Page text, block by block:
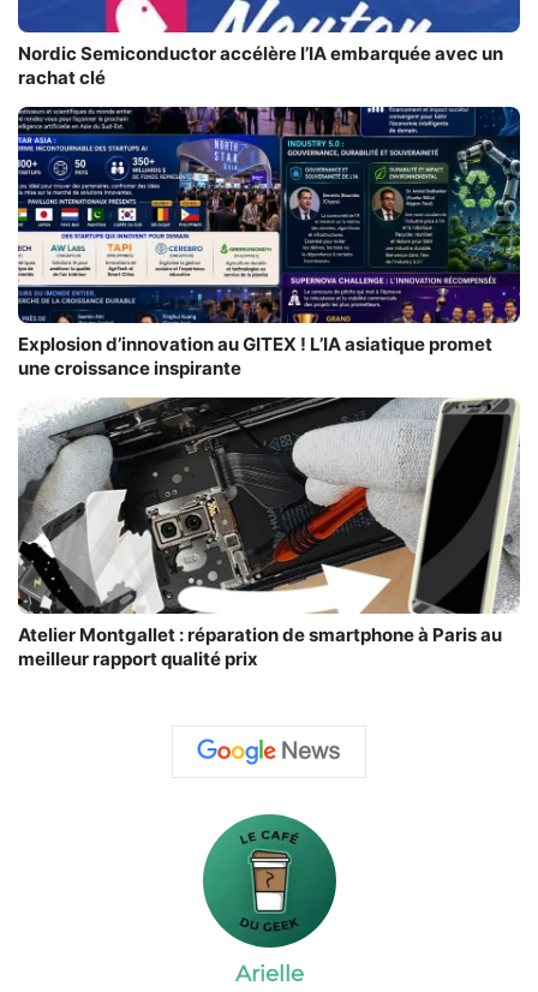
Nordic Semiconductor accélère l’IA embarquée avec un
rachat clé
Explosion d’innovation au GITEX ! L’IA asiatique promet
une croissance inspirante
Atelier Montgallet : réparation de smartphone à Paris au
meilleur rapport qualité prix
Arielle